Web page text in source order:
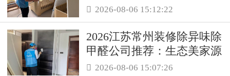
务保障职场空气品质
 2026-08-06 15:12:22
2026江苏常州装修除异味除
甲醛公司推荐：生态美家源
头消解复合装修污染
 2026-08-06 15:07:26